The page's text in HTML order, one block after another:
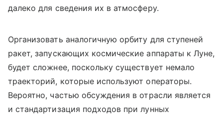
далеко для сведения их в атмосферу.
Организовать аналогичную орбиту для ступеней
ракет, запускающих космические аппараты к Луне,
будет сложнее, поскольку существует немало
траекторий, которые используют операторы.
Вероятно, частью обсуждения в отрасли является
и стандартизация подходов при лунных